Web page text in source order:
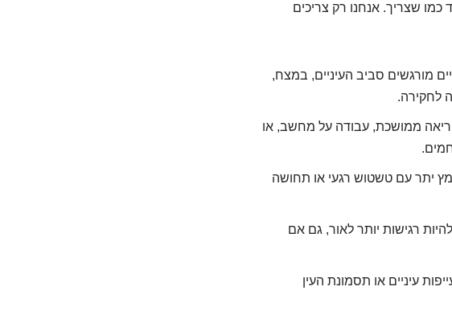
שצריך. אנחנו רק צריכים
מורגשים סביב העיניים, במצח,
לחקירה.
ממושכת, עבודה על מחשב, או
יתר עם טשטוש רגעי או תחושה
רגישות יותר לאור, גם אם
עיניים או תסמונת העין